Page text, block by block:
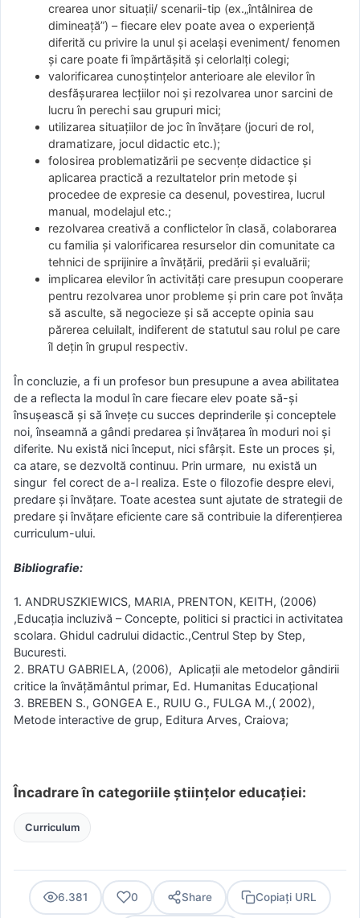
crearea unor situaţii/ scenarii-tip (ex.„întâlnirea de
dimineaţă”) – fiecare elev poate avea o experienţă
diferită cu privire la unul şi acelaşi eveniment/ fenomen
şi care poate fi împărtăşită şi celorlalţi colegi;
valorificarea cunoştinţelor anterioare ale elevilor în
desfăşurarea lecţiilor noi şi rezolvarea unor sarcini de
lucru în perechi sau grupuri mici;
utilizarea situaţiilor de joc în învăţare (jocuri de rol,
dramatizare, jocul didactic etc.);
folosirea problematizării pe secvenţe didactice şi
aplicarea practică a rezultatelor prin metode şi
procedee de expresie ca desenul, povestirea, lucrul
manual, modelajul etc.;
rezolvarea creativă a conflictelor în clasă, colaborarea
cu familia şi valorificarea resurselor din comunitate ca
tehnici de sprijinire a învăţării, predării şi evaluării;
implicarea elevilor în activităţi care presupun cooperare
pentru rezolvarea unor probleme şi prin care pot învăţa
să asculte, să negocieze şi să accepte opinia sau
părerea celuilalt, indiferent de statutul sau rolul pe care
îl deţin în grupul respectiv.
În concluzie, a fi un profesor bun presupune a avea abilitatea
de a reflecta la modul în care fiecare elev poate să-şi
însuşească şi să înveţe cu succes deprinderile şi conceptele
noi, înseamnă a gândi predarea şi învăţarea în moduri noi şi
diferite. Nu există nici început, nici sfârşit. Este un proces şi,
ca atare, se dezvoltă continuu. Prin urmare, nu există un
singur fel corect de a-l realiza. Este o filozofie despre elevi,
predare şi învăţare. Toate acestea sunt ajutate de strategii de
predare şi învăţare eficiente care să contribuie la diferenţierea
curriculum-ului.
Bibliografie:
1. ANDRUSZKIEWICS, MARIA, PRENTON, KEITH, (2006)
,Educaţia incluzivă – Concepte, politici si practici in activitatea
scolara. Ghidul cadrului didactic.,Centrul Step by Step,
Bucuresti.
2. BRATU GABRIELA, (2006), Aplicaţii ale metodelor gândirii
critice la învăţământul primar, Ed. Humanitas Educaţional
3. BREBEN S., GONGEA E., RUIU G., FULGA M.,( 2002),
Metode interactive de grup, Editura Arves, Craiova;
Încadrare în categoriile științelor educației:
Curriculum
6.381 0 Share Copiați URL